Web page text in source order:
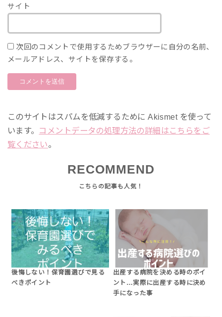
サイト
次回のコメントで使用するためブラウザーに自分の名前、
メールアドレス、サイトを保存する。
このサイトはスパムを低減するために Akismet を使って
います。 コメントデータの処理方法の詳細はこちらをご
覧ください。
RECOMMEND
後悔しない！保育園選びで見る
べきポイント
出産する病院を決める時のポイ
ント…実際に出産する時に決め
手になった事